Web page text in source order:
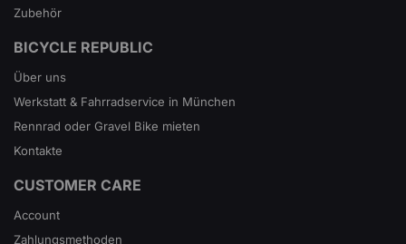
Zubehör
BICYCLE REPUBLIC
Über uns
Werkstatt & Fahrradservice in München
Rennrad oder Gravel Bike mieten
Kontakte
CUSTOMER CARE
Account
Zahlungsmethoden